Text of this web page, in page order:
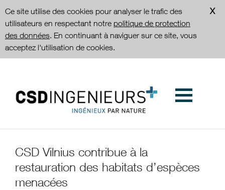
Ce site utilise des cookies pour analyser le trafic des
utilisateurs en respectant notre politique de protection
des données. En continuant à naviguer sur ce site, vous
acceptez l'utilisation de cookies.
CSD Vilnius contribue à la
restauration des habitats d’espèces
menacées